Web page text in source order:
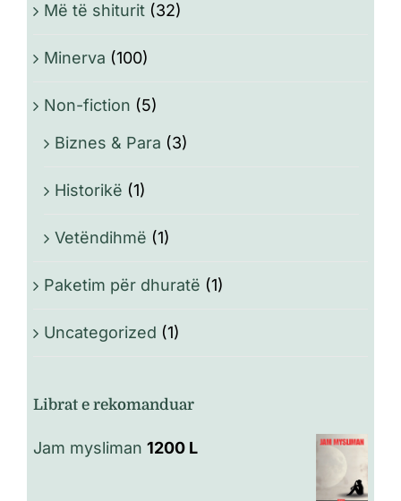
Më të shiturit (32)
Minerva (100)
Non-fiction (5)
Biznes & Para (3)
Historikë (1)
Vetëndihmë (1)
Paketim për dhuratë (1)
Uncategorized (1)
Librat e rekomanduar
Jam mysliman 1200 L